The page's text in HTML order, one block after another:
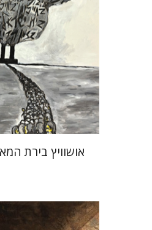
הנחת אתר ספר
$35
$32
אושוויץ בירת